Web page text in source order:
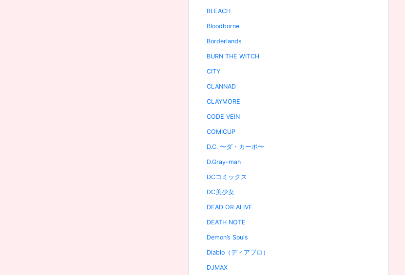
BLEACH
Bloodborne
Borderlands
BURN THE WITCH
CITY
CLANNAD
CLAYMORE
CODE VEIN
COMICUP
D.C. 〜ダ・カーポ〜
D.Gray-man
DCコミックス
DC美少女
DEAD OR ALIVE
DEATH NOTE
Demon’s Souls
Diablo（ディアブロ）
DJMAX